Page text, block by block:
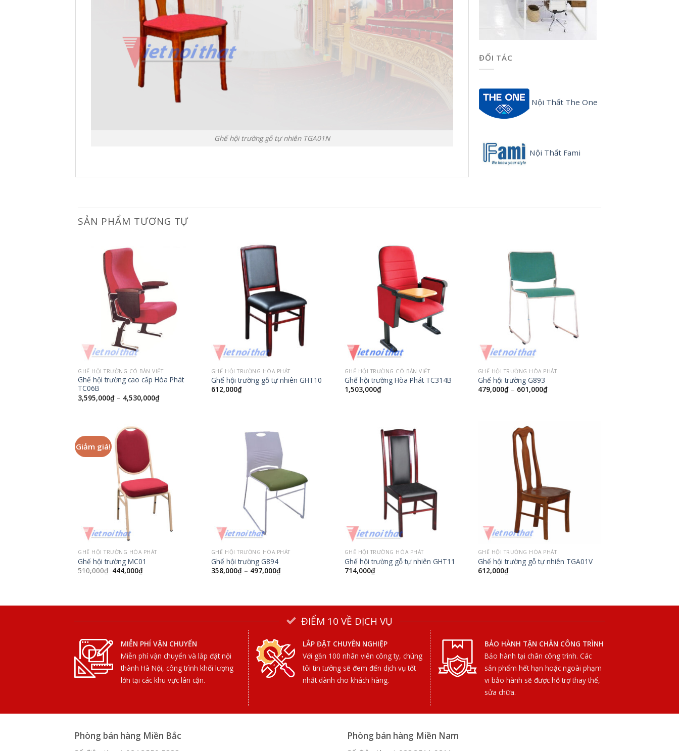
Ghế hội trường gỗ tự nhiên TGA01N
ĐỐI TÁC
Nội Thất The One
Nội Thất Fami
SẢN PHẨM TƯƠNG TỰ
GHẾ HỘI TRƯỜNG CÓ BÀN VIẾT
Ghế hội trường cao cấp Hòa Phát
TC06B
3,595,000₫ – 4,530,000₫
GHẾ HỘI TRƯỜNG HÒA PHÁT
Ghế hội trường gỗ tự nhiên GHT10
612,000₫
GHẾ HỘI TRƯỜNG CÓ BÀN VIẾT
Ghế hội trường Hòa Phát TC314B
1,503,000₫
GHẾ HỘI TRƯỜNG HÒA PHÁT
Ghế hội trường G893
479,000₫– 601,000₫
Giảm giá!
GHẾ HỘI TRƯỜNG HÒA PHÁT
Ghế hội trường MC01
510,000₫ Giá
gốc
444,000₫Giá
GHẾ HỘI TRƯỜNG HÒA PHÁT
Ghế hội trường G894
358,000₫– 497,000₫
GHẾ HỘI TRƯỜNG HÒA PHÁT
Ghế hội trường gỗ tự nhiên GHT11
714,000₫
GHẾ HỘI TRƯỜNG HÒA PHÁT
Ghế hội trường gỗ tự nhiên TGA01V
612,000₫
ĐIỂM 10 VỀ DỊCH VỤ
MIỄN PHÍ VẬN CHUYỂN
Miễn phí vận chuyển và lắp đặt nội
thành Hà Nội, công trình khối lượng
lớn tại các khu vực lân cận.
LẮP ĐẶT CHUYÊN NGHIỆP
Với gần 100 nhân viên công ty, chúng
tôi tin tưởng sẽ đem đến dịch vụ tốt
nhất dành cho khách hàng.
BẢO HÀNH TẬN CHÂN CÔNG TRÌNH
Bảo hành tại chân công trình. Các
sản phẩm hết hạn hoặc ngoài phạm
vi bảo hành sẽ được hỗ trợ thay thế,
sửa chữa.
Phòng bán hàng Miền Bắc Phòng bán hàng Miền Nam